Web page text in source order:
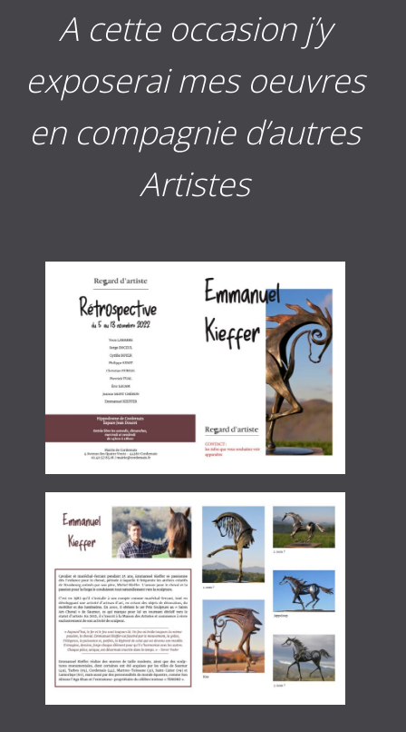
A cette occasion j’y
exposerai mes oeuvres
en compagnie d’autres
Artistes